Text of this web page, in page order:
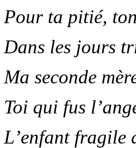
Pour ta pitié,
Dans les jours
Ma seconde
Toi qui fus
L’enfant fragile